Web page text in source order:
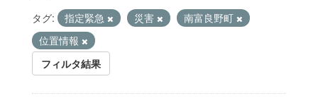
タグ: 指定緊急 災害
南富良野町
位置情報
フィルタ結果